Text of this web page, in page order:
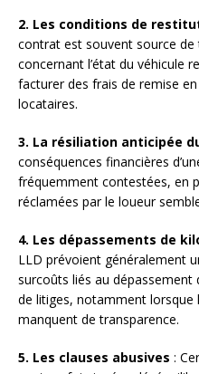
2. Les conditions de
contrat est souvent source
concernant l’état du véhicule
facturer des frais de remise
locataires.
3. La résiliation anticipée
conséquences financières
fréquemment contestées, en
réclamées par le loueur
4. Les dépassements de
LLD prévoient généralement
surcoûts liés au dépassement
de litiges, notamment lorsque
manquent de transparence.
5. Les clauses abusives :